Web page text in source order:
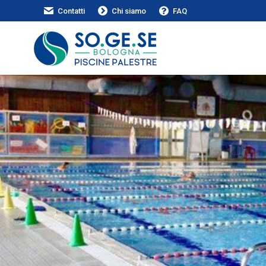
Contatti Chi siamo FAQ